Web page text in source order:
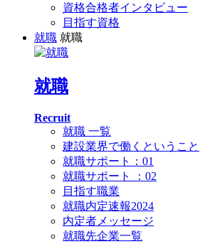
資格合格者インタビュー
目指す資格
就職 就職
就職
Recruit
就職 一覧
建設業界で働くということ
就職サポート：01
就職サポート ：02
目指す職業
就職内定速報2024
内定者メッセージ
就職先企業一覧